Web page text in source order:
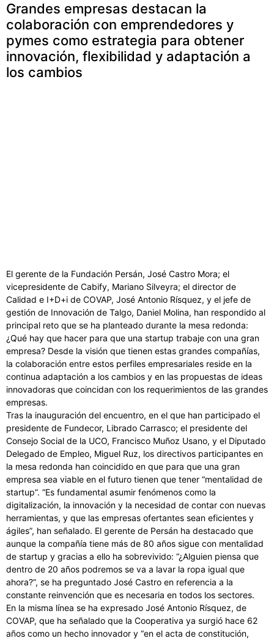
Grandes empresas destacan la
colaboración con emprendedores y
pymes como estrategia para obtener
innovación, flexibilidad y adaptación a
los cambios
El gerente de la Fundación Persán, José Castro Mora; el
vicepresidente de Cabify, Mariano Silveyra; el director de
Calidad e I+D+i de COVAP, José Antonio Rísquez, y el jefe de
gestión de Innovación de Talgo, Daniel Molina, han respondido al
principal reto que se ha planteado durante la mesa redonda:
¿Qué hay que hacer para que una startup trabaje con una gran
empresa? Desde la visión que tienen estas grandes compañías,
la colaboración entre estos perfiles empresariales reside en la
continua adaptación a los cambios y en las propuestas de ideas
innovadoras que coincidan con los requerimientos de las grandes
empresas.
Tras la inauguración del encuentro, en el que han participado el
presidente de Fundecor, Librado Carrasco; el presidente del
Consejo Social de la UCO, Francisco Muñoz Usano, y el Diputado
Delegado de Empleo, Miguel Ruz, los directivos participantes en
la mesa redonda han coincidido en que para que una gran
empresa sea viable en el futuro tienen que tener “mentalidad de
startup”. “Es fundamental asumir fenómenos como la
digitalización, la innovación y la necesidad de contar con nuevas
herramientas, y que las empresas ofertantes sean eficientes y
ágiles”, han señalado. El gerente de Persán ha destacado que
aunque la compañía tiene más de 80 años sigue con mentalidad
de startup y gracias a ello ha sobrevivido: “¿Alguien piensa que
dentro de 20 años podremos se va a lavar la ropa igual que
ahora?”, se ha preguntado José Castro en referencia a la
constante reinvención que es necesaria en todos los sectores.
En la misma línea se ha expresado José Antonio Rísquez, de
COVAP, que ha señalado que la Cooperativa ya surgió hace 62
años como un hecho innovador y “en el acta de constitución,